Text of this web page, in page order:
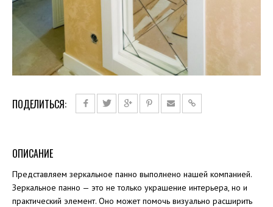
ПОДЕЛИТЬСЯ:
ОПИСАНИЕ
Представляем зеркальное панно выполнено нашей компанией.
Зеркальное панно — это не только украшение интерьера, но и
практический элемент. Оно может помочь визуально расширить